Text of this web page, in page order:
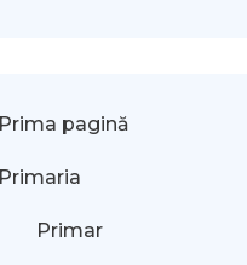
Prima pagină
Primaria
Primar